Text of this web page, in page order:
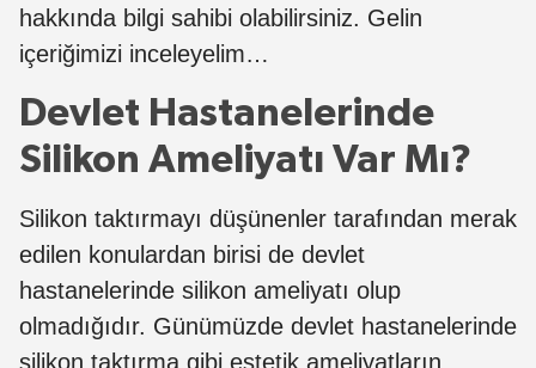
hakkında bilgi sahibi olabilirsiniz. Gelin
içeriğimizi inceleyelim…
Devlet Hastanelerinde
Silikon Ameliyatı Var Mı?
Silikon taktırmayı düşünenler tarafından merak
edilen konulardan birisi de devlet
hastanelerinde silikon ameliyatı olup
olmadığıdır. Günümüzde devlet hastanelerinde
silikon taktırma gibi estetik ameliyatların